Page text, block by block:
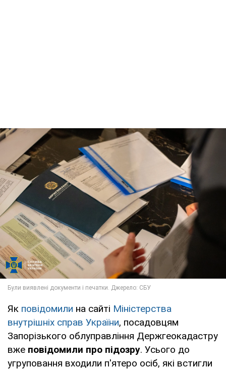
Як повідомили на сайті Міністерства
внутрішніх справ України, посадовцям
Запорізького облуправління Держгеокадастру
вже повідомили про підозру. Усього до
угруповання входили п'ятеро осіб, які встигли